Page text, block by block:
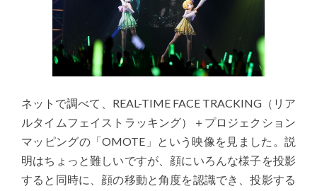
ネットで調べて、REAL-TIME FACE TRACKING（リア
ルタイムフェイストラッキング）＋プロジェクション
マッピングの「OMOTE」という映像を見ました。説
明はちょっと難しいですが、顔にいろんな様子を投影
すると同時に、顔の移動と角度を認識でき、投影する